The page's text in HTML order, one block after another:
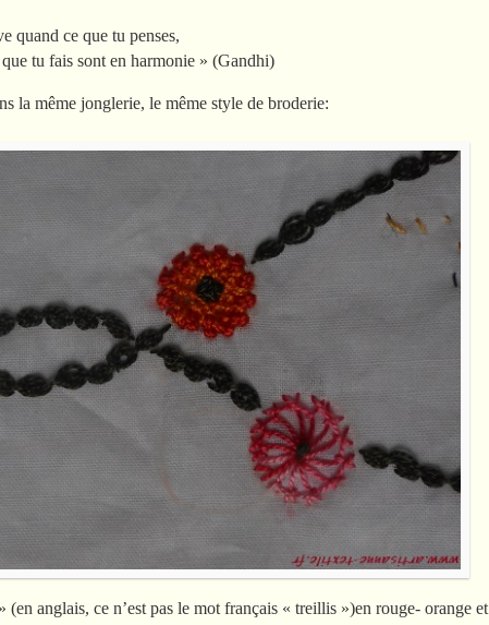
quand ce que tu penses,
tu fais sont en harmonie » (Gandhi)
la même jonglerie, le même style de broderie:
(en anglais, ce n’est pas le mot français « treillis »)en rouge- orange et